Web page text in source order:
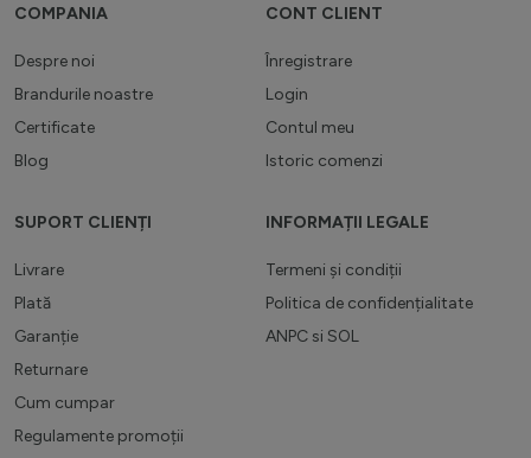
COMPANIA
Despre noi
Brandurile noastre
Certificate
Blog
CONT CLIENT
Înregistrare
Login
Contul meu
Istoric comenzi
SUPORT CLIENȚI
Livrare
Plată
Garanție
Returnare
Cum cumpar
Regulamente promoții
INFORMAȚII LEGALE
Termeni și condiții
Politica de confidențialitate
ANPC si SOL